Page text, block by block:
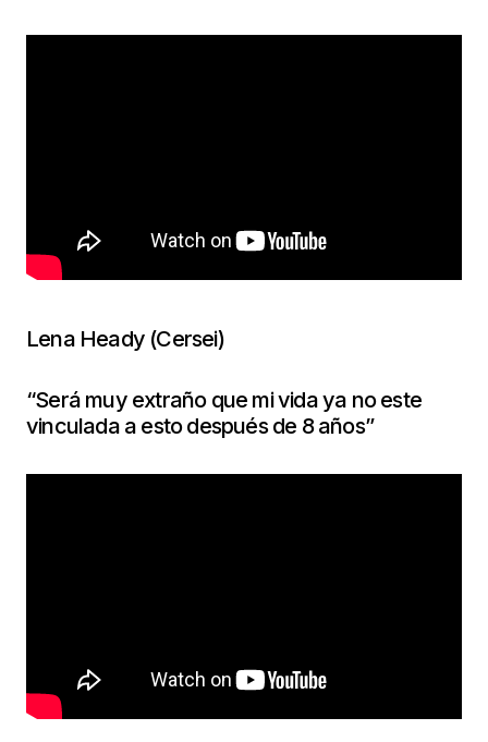
Lena Heady (Cersei)
“Será muy extraño que mi vida ya no este
vinculada a esto después de 8 años”